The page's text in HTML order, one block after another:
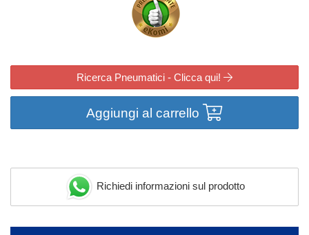
Ricerca Pneumatici - Clicca qui!
Aggiungi al carrello
Richiedi informazioni sul prodotto